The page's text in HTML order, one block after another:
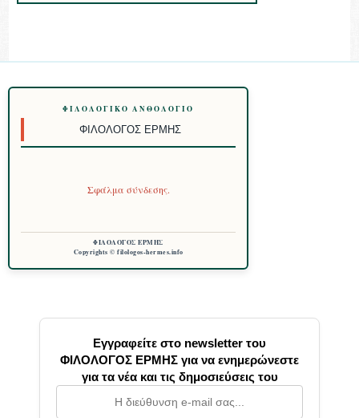
ΦΙΛΟΛΟΓΙΚΌ ΑΝΘΟΛΌΓΙΟ
ΦΙΛΌΛΟΓΟΣ ΕΡΜΉΣ
Σφάλμα σύνδεσης.
ΦΙΛΟΛΟΓΟΣ ΕΡΜΗΣ
Copyrights © filologos-hermes.info
Εγγραφείτε στο newsletter του
ΦΙΛΟΛΟΓΟΣ ΕΡΜΗΣ για να ενημερώνεστε
για τα νέα και τις δημοσιεύσεις του